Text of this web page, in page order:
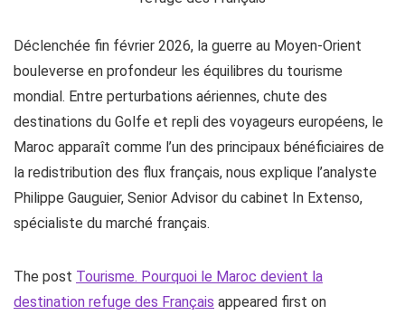
Déclenchée fin février 2026, la guerre au Moyen-Orient
bouleverse en profondeur les équilibres du tourisme
mondial. Entre perturbations aériennes, chute des
destinations du Golfe et repli des voyageurs européens, le
Maroc apparaît comme l’un des principaux bénéficiaires de
la redistribution des flux français, nous explique l’analyste
Philippe Gauguier, Senior Advisor du cabinet In Extenso,
spécialiste du marché français.
The post Tourisme. Pourquoi le Maroc devient la
destination refuge des Français appeared first on